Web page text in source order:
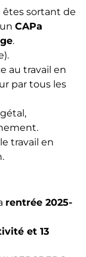
sortant de
CAPa
.
travail en
par tous les
travail en
rentrée 2025-
et 13